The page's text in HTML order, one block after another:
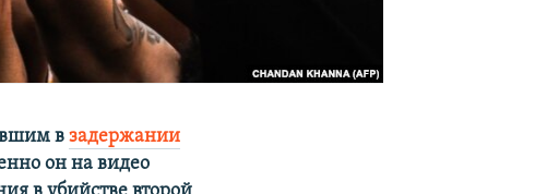
взадержании
он на видео